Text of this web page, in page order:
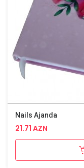
Nails Ajanda
21.71 AZN